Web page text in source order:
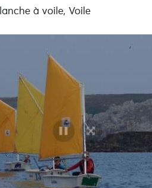
à voile, Voile